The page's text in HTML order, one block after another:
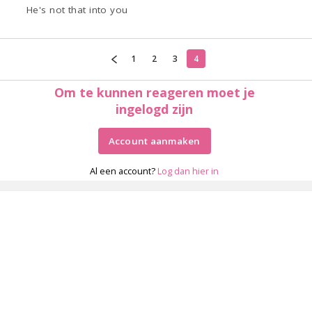
He's not that into you
1 2 3 4
Om te kunnen reageren moet je
ingelogd zijn
Account aanmaken
Al een account? Log dan hier in